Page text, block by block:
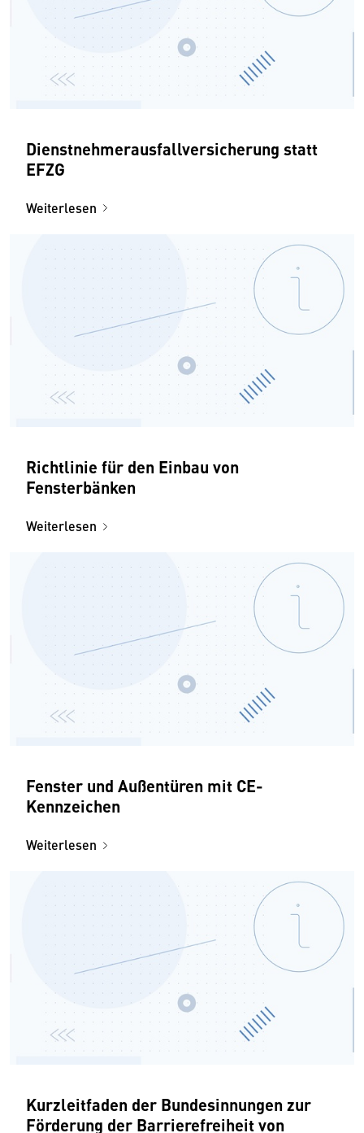
Dienstnehmerausfallversicherung statt
EFZG
Weiterlesen
Richtlinie für den Einbau von
Fensterbänken
Weiterlesen
Fenster und Außentüren mit CE-
Kennzeichen
Weiterlesen
Kurzleitfaden der Bundesinnungen zur
Förderung der Barrierefreiheit von